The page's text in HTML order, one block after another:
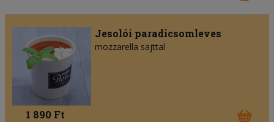
Jesolói paradicsomleves
mozzarella sajttal
1 890 Ft